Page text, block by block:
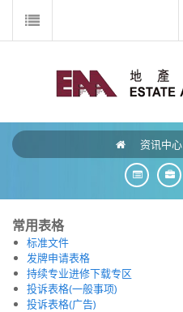
资讯中心
常用表格
标准文件
发牌申请表格
持续专业进修下载专区
投诉表格(一般事项)
投诉表格(广告)